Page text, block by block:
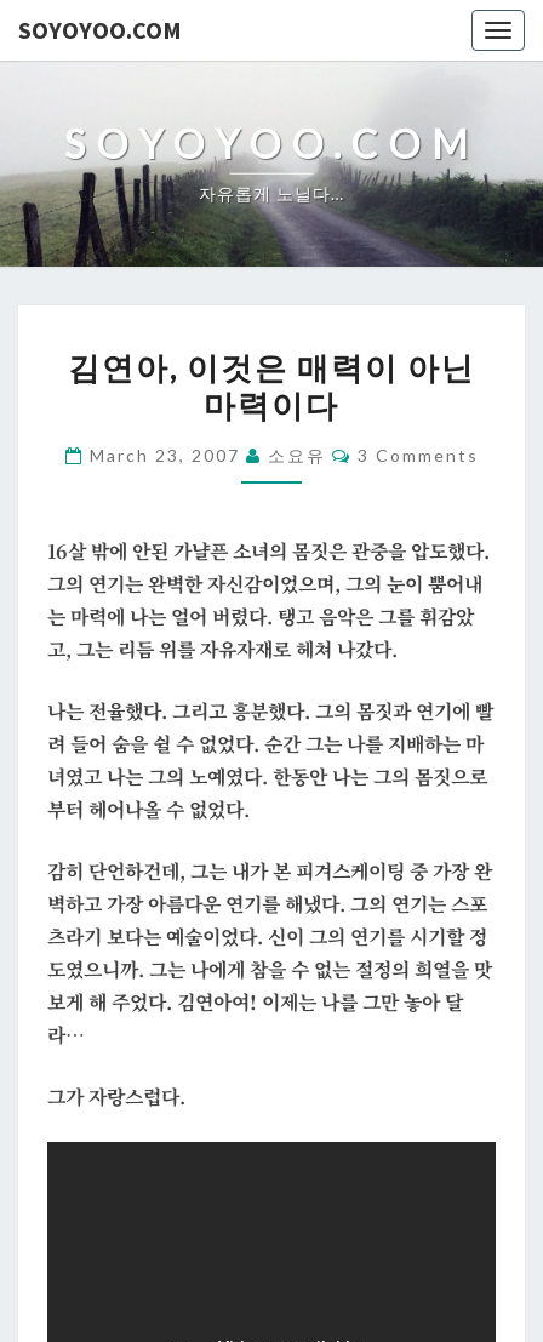
SOYOYOO.COM
SOYOYOO.COM
자유롭게 노닐다…
연
아,
것
매
력
이
아
닌
마
력
이
김연아, 이것은 매력이 아닌
마력이다
March 23, 2007 소요유 Comments
3 Comments
16살 밖에 안된 가냘픈 소녀의 몸짓은 관중을 압도했다.
그의 연기는 완벽한 자신감이었으며, 그의 눈이 뿜어내
는 마력에 나는 얼어 버렸다. 탱고 음악은 그를 휘감았
고, 그는 리듬 위를 자유자재로 헤쳐 나갔다.
나는 전율했다. 그리고 흥분했다. 그의 몸짓과 연기에 빨
려 들어 숨을 쉴 수 없었다. 순간 그는 나를 지배하는 마
녀였고 나는 그의 노예였다. 한동안 나는 그의 몸짓으로
부터 헤어나올 수 없었다.
감히 단언하건데, 그는 내가 본 피겨스케이팅 중 가장 완
벽하고 가장 아름다운 연기를 해냈다. 그의 연기는 스포
츠라기 보다는 예술이었다. 신이 그의 연기를 시기할 정
도였으니까. 그는 나에게 참을 수 없는 절정의 희열을 맛
보게 해 주었다. 김연아여! 이제는 나를 그만 놓아 달
라…
그가 자랑스럽다.